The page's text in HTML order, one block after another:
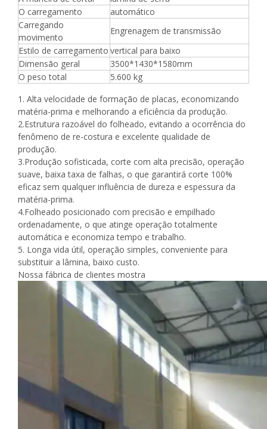
O carregamento
automático
Carregando
movimento
Engrenagem de transmissão
Estilo de carregamento vertical para baixo
Dimensão geral
3500*1430*1580mm
O peso total
5.600 kg
1. Alta velocidade de formação de placas, economizando
matéria-prima e melhorando a eficiência da produção.
2.Estrutura razoável do folheado, evitando a ocorrência do
fenômeno de re-costura e excelente qualidade de
produção.
3.Produção sofisticada, corte com alta precisão, operação
suave, baixa taxa de falhas, o que garantirá corte 100%
eficaz sem qualquer influência de dureza e espessura da
matéria-prima.
4.Folheado posicionado com precisão e empilhado
ordenadamente, o que atinge operação totalmente
automática e economiza tempo e trabalho.
5. Longa vida útil, operação simples, conveniente para
substituir a lâmina, baixo custo.
Nossa fábrica de clientes mostra